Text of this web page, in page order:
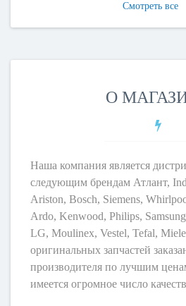
Смотреть все
О
Наша компания является
следующим брендам Атлант,
Ariston, Bosch, Siemens,
Ardo, Kenwood, Philips,
LG, Moulinex, Vestel, Tefal,
оригинальных запчастей
производителя по лучшим
имеется огромное число